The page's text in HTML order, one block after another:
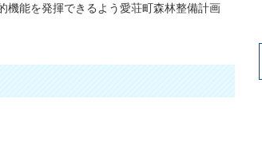
機能を発揮できるよう愛荘町森林整備計画